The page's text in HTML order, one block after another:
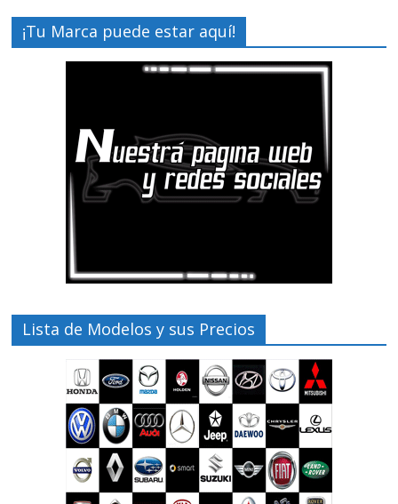
¡Tu Marca puede estar aquí!
Lista de Modelos y sus Precios